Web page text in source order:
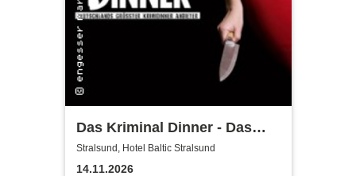
Das Kriminal Dinner - Das
True Crime Dinner
Stralsund, Hotel Baltic Stralsund
14.11.2026